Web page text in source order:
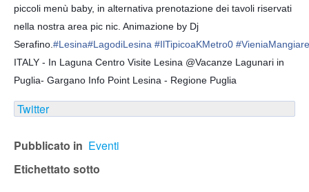
piccoli menù baby, in alternativa prenotazione dei tavoli riservati
nella nostra area pic nic. Animazione by Dj
Serafino. #Lesina#LagodiLesina #IlTipicoaKMetro0 #
ITALY - In Laguna Centro Visite Lesina @Vacanze Lagunari in
Puglia- Gargano Info Point Lesina - Regione Puglia
Twitter
Pubblicato in Eventi
Etichettato sotto